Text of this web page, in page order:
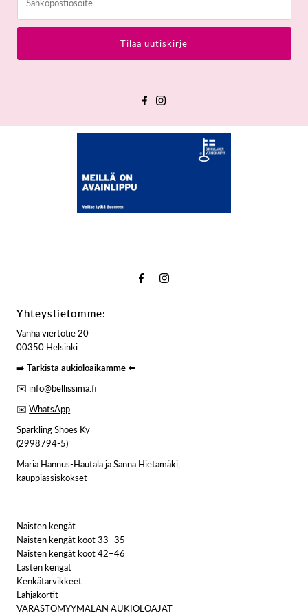
Tilaa uutiskirje
Yhteystietomme:
Vanha viertotie 20
00350 Helsinki
➡️Tarkista aukioloaikamme⬅️
✉️ info@bellissima.fi
✉️WhatsApp
Sparkling Shoes Ky
(2998794-5)
Maria Hannus-Hautala ja Sanna Hietamäki,
kauppiassiskokset
Naisten kengät
Naisten kengät koot 33–35
Naisten kengät koot 42–46
Lasten kengät
Kenkätarvikkeet
Lahjakortit
VARASTOMYYMÄLÄN AUKIOLOAJAT